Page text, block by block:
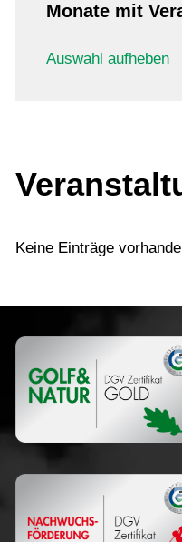
Monate mit
Auswahl aufheben
Keine Einträge